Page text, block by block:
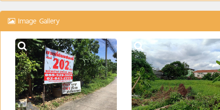
Image Gallery